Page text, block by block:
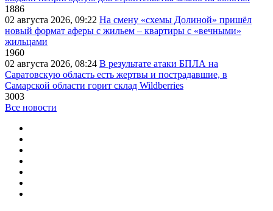
1886
02 августа 2026, 09:22 На смену «схемы Долиной» пришёл
новый формат аферы с жильем – квартиры с «вечными»
жильцами
1960
02 августа 2026, 08:24 В результате атаки БПЛА на
Саратовскую область есть жертвы и пострадавшие, в
Самарской области горит склад Wildberries
3003
Все новости